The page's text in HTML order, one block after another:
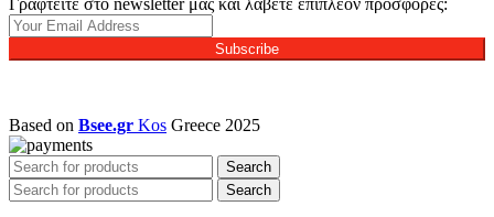
Subscribe
Based on Bsee.gr Kos Greece 2025
Search
Search